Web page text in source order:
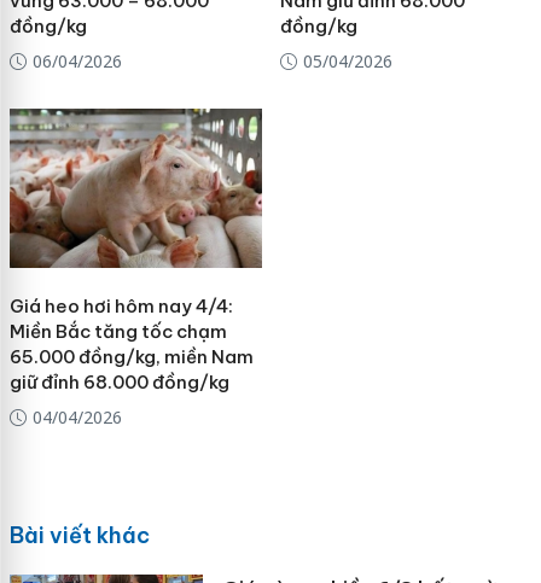
đồng/kg
06/04/2026
đồng/kg
05/04/2026
Giá heo hơi hôm nay 4/4:
Miền Bắc tăng tốc chạm
65.000 đồng/kg, miền Nam
giữ đỉnh 68.000 đồng/kg
04/04/2026
Bài viết khác